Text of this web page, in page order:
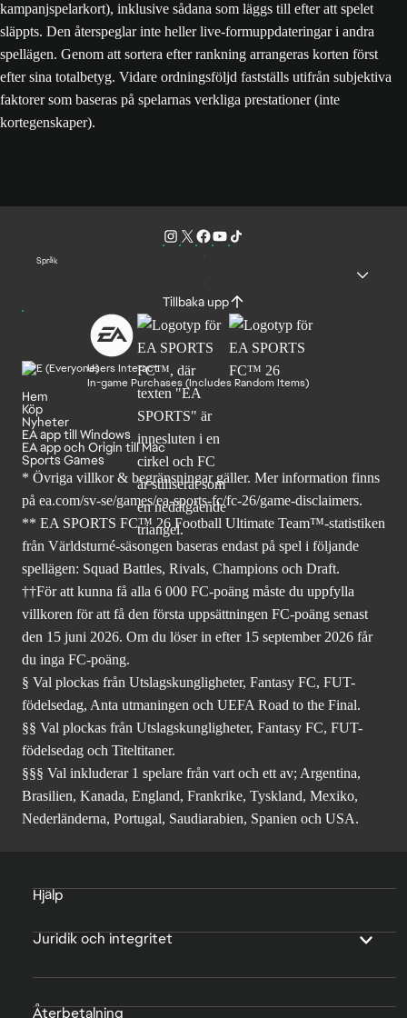
kampanjspelarkort), inklusive sådana som läggs till efter att spelet
släppts. Den återspeglar inte heller live-formuppdateringar i andra
spellägen. Genom att sortera efter rankning arrangeras korten först
efter sina totalbetyg. Vidare ordningsföljd fastställs utifrån subjektiva
faktorer som baseras på spelarnas verkliga prestationer (inte
kortegenskaper).
Språk
Tillbaka upp
Users Interact
In-game Purchases (Includes Random Items)
Hem
Köp
Nyheter
EA app till Windows
EA app och Origin till Mac
Sports Games
* Övriga villkor & begränsningar gäller. Merinformation finns
på ea.com/sv-se/games/ea-sports-fc/fc-26/game-disclaimers.
** EA SPORTS FC™ 26 Football Ultimate Team™-statistiken
från Världsturné-säsongen baseras endast på spel i följande
spellägen: Squad Battles, Rivals, Champions och Draft.
††För att kunna få alla 6 000 FC-poäng måste du uppfylla
villkoren för att få den första uppsättningen FC-poäng senast
den 15 juni 2026. Om du löser in efter 15 september 2026 får
du inga FC-poäng.
§ Val plockas från Utslagskungligheter, Fantasy FC, FUT-
födelsedag, Anta utmaningen och UEFA Road to the Final.
§§ Val plockas från Utslagskungligheter, Fantasy FC, FUT-
födelsedag och Titeltitaner.
§§§ Val inkluderar 1 spelare från vart och ett av; Argentina,
Brasilien, Kanada, England, Frankrike, Tyskland, Mexiko,
Nederländerna, Portugal, Saudiarabien, Spanien och USA.
Hjälp
Juridik och integritet
Återbetalning